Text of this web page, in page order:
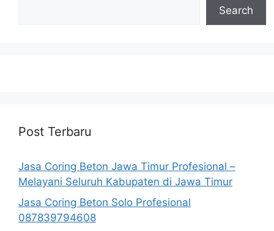
Search
Post Terbaru
Jasa Coring Beton Jawa Timur Profesional –
Melayani Seluruh Kabupaten di Jawa Timur
Jasa Coring Beton Solo Profesional
087839794608